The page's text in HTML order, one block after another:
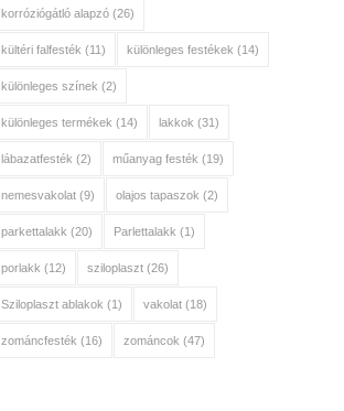
korróziógátló alapzó(26)
kültéri falfesték (11) különleges festékek (14)
különleges színek (2)
különleges termékek (14) lakkok (31)
lábazatfesték (2) műanyag festék (19)
nemesvakolat(9) olajos tapaszok (2)
parkettalakk (20) Parlettalakk (1)
porlakk (12) sziloplaszt(26)
Sziloplaszt ablakok (1) vakolat(18)
zománcfesték (16) zománcok (47)